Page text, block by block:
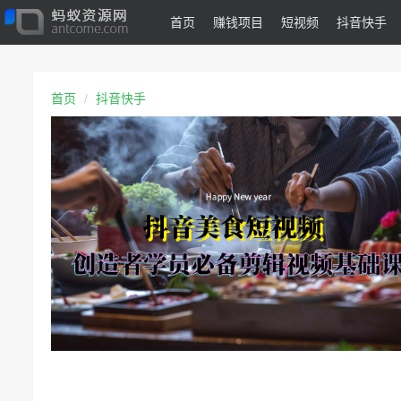
首页 赚钱项目 短视频 抖音快手
首页 抖音快手